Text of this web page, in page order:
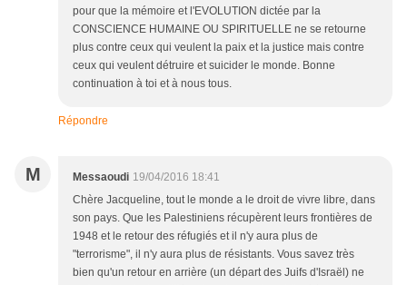
pour que la mémoire et l'EVOLUTION dictée par la
CONSCIENCE HUMAINE OU SPIRITUELLE ne se retourne
plus contre ceux qui veulent la paix et la justice mais contre
ceux qui veulent détruire et suicider le monde. Bonne
continuation à toi et à nous tous.
Répondre
M Messaoudi 19/04/2016 18:41
Chère Jacqueline, tout le monde a le droit de vivre libre, dans
son pays. Que les Palestiniens récupèrent leurs frontières de
1948 et le retour des réfugiés et il n'y aura plus de
"terrorisme", il n'y aura plus de résistants. Vous savez très
bien qu'un retour en arrière (un départ des Juifs d'Israël) ne